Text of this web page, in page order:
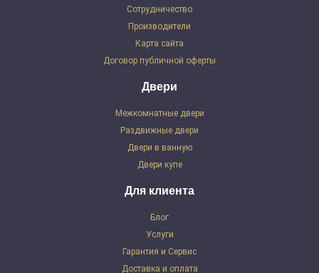
Сотрудничество
Производители
Карта сайта
Договор публичной оферты
Двери
Межкомнатные двери
Раздвижные двери
Двери в ванную
Двери купе
Для клиента
Блог
Услуги
Гарантия и Сервис
Доставка и оплата